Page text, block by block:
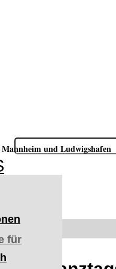
Suchen
nach:
und Ludwigshafen
für